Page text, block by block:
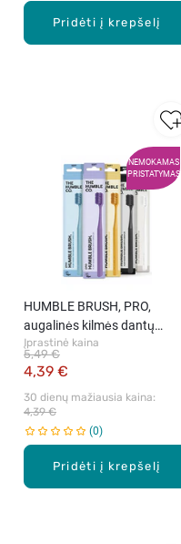
Pridėti į krepšelį
NEMOKAMAS
PRISTATYMAS
Pridėti į krepšelį
HUMBLE BRUSH, PRO,
augalinės kilmės dantų
šepetėlis, 1 vnt.
Įprastinė kaina
4,39 €
5,49 €
30 dienų mažiausia kaina:
4,39 €
0